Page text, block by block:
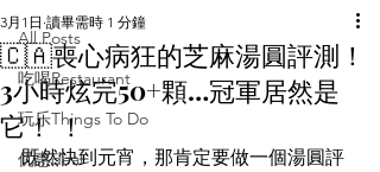
All Posts
吃喝Restaurant
玩乐Things To Do
优惠deal
🇨🇦喪心病狂的芝麻湯圓評測！
3小時炫完50+顆…冠軍居然是
它！ ！
3月1日 讀畢需時 1 分鐘
既然快到元宵，那肯定要做一個湯圓評